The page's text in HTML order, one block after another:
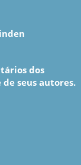
dos
seus autores.